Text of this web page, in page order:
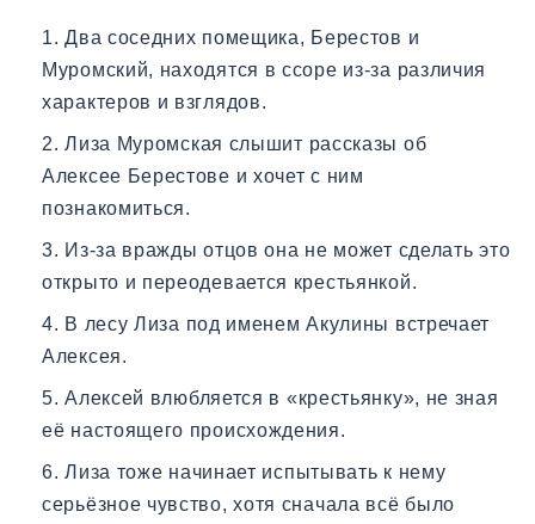
Два соседних помещика, Берестов и
Муромский, находятся в ссоре из-за различия
характеров и взглядов.
Лиза Муромская слышит рассказы об
Алексее Берестове и хочет с ним
познакомиться.
Из-за вражды отцов она не может сделать это
открыто и переодевается крестьянкой.
В лесу Лиза под именем Акулины встречает
Алексея.
Алексей влюбляется в «крестьянку», не зная
её настоящего происхождения.
Лиза тоже начинает испытывать к нему
серьёзное чувство, хотя сначала всё было